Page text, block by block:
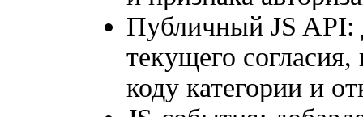
Публичный JS API:
текущего
коду категории и